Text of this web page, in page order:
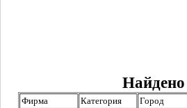
Найдено
Фирма Категория Город